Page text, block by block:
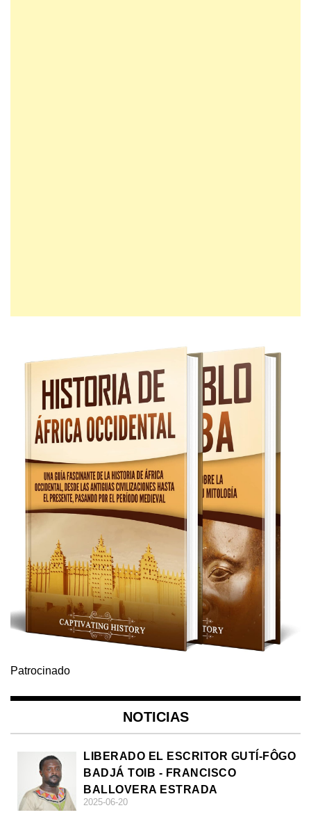
Patrocinado
NOTICIAS
LIBERADO EL ESCRITOR GUTÍ-FÔGO
BADJÁ TOIB - FRANCISCO
BALLOVERA ESTRADA
2025-06-20